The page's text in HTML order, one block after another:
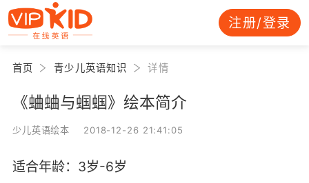
注册/登录
首页 青少儿英语知识 详情
《蛐蛐与蝈蝈》绘本简介
少儿英语绘本 2018-12-26 21:41:05
适合年龄：3岁-6岁